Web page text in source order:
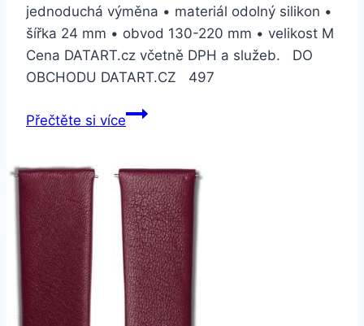
jednoduchá výměna • materiál odolný silikon •
šířka 24 mm • obvod 130-220 mm • velikost M
Cena DATART.cz včetně DPH a služeb. DO
OBCHODU DATART.CZ 497
Přečtěte si víceSuunto
M
–
graphite/gray
(SS050222000)